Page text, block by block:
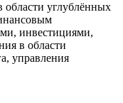
углублённых
инвестициями,
в области
управления